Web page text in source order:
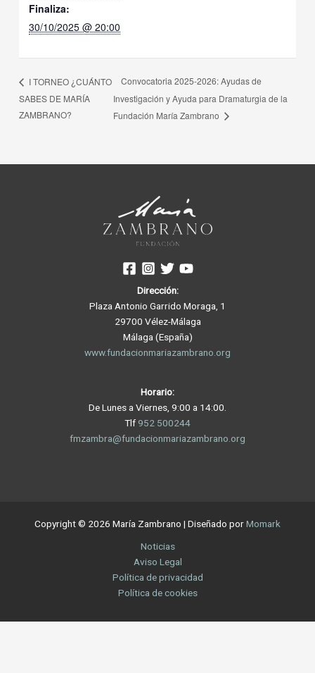
Finaliza:
30/10/2025 @ 20:00
I TORNEO ¿CUÁNTO
SABES DE MARÍA
ZAMBRANO?
Convocatoria 2025-2026: Ayudas de
Investigación y Ayuda para Dramaturgia de la
Fundación María Zambrano
Dirección:
Plaza Antonio Garrido Moraga, 1
29700 Vélez-Málaga
Málaga (España)
www.fundacionmariazambrano.org
Horario:
De Lunes a Viernes, 9:00 a 14:00.
Tlf 952 500244
fmzambra@fundacionmariazambrano.org
Copyright © 2026 María Zambrano | Diseñado porMomark
Noticias
Aviso Legal
Política de privacidad
Política de cookies